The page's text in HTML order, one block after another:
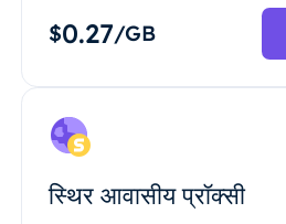
$0.27/GB
स्थिर आवासीय प्रॉक्सी